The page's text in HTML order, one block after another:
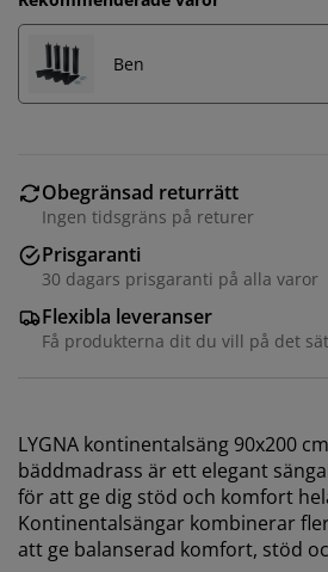
Ben
Obegränsad returrätt
Ingen tidsgräns på returer
Prisgaranti
30 dagars prisgaranti på alla varor
Flexibla leveranser
Få produkterna dit du vill på det
LYGNA kontinentalsäng 90x200
bäddmadrass är ett elegant
för att ge dig stöd och komfort
Kontinentalsängar kombinerar
att ge balanserad komfort, stöd